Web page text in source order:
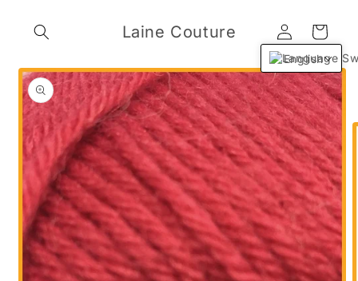
content
Laine Couture
Log
in
Cart
Skip to
product
information
English